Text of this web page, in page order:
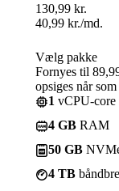
130,99 kr.
40,99 kr./md.
Vælg pakke
Fornyes til
opsiges når som
1 vCPU-core
4 GB RAM
50 GB
4 TB